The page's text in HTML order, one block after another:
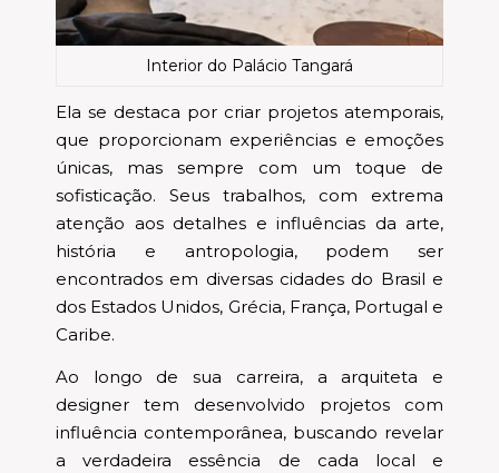
Interior do Palácio Tangará
Ela se destaca por criar projetos atemporais,
que proporcionam experiências e emoções
únicas, mas sempre com um toque de
sofisticação. Seus trabalhos, com extrema
atenção aos detalhes e influências da arte,
história e antropologia, podem ser
encontrados em diversas cidades do Brasil e
dos Estados Unidos, Grécia, França, Portugal e
Caribe.
Ao longo de sua carreira, a arquiteta e
designer tem desenvolvido projetos com
influência contemporânea, buscando revelar
a verdadeira essência de cada local e